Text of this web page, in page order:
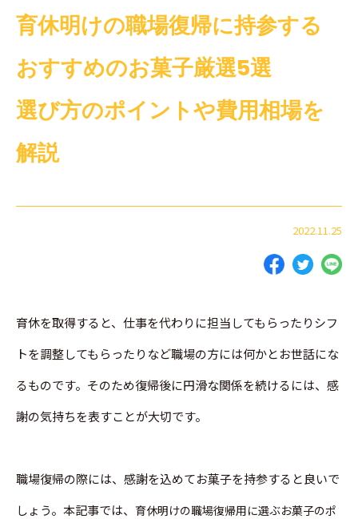
育休明けの職場復帰に持参する
おすすめのお菓子厳選5選
選び方のポイントや費用相場を
解説
2022.11.25
育休を取得すると、仕事を代わりに担当してもらったりシフ
トを調整してもらったりなど職場の方には何かとお世話にな
るものです。そのため復帰後に円滑な関係を続けるには、感
謝の気持ちを表すことが大切です。
職場復帰の際には、感謝を込めてお菓子を持参すると良いで
しょう。本記事では、 育休明けの職場復帰用に選ぶお菓子のポ